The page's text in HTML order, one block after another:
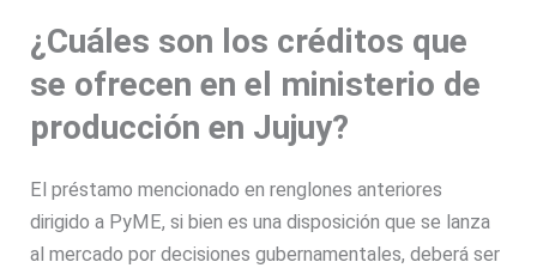
¿Cuáles son los créditos que
se ofrecen en el ministerio de
producción en Jujuy?
El préstamo mencionado en renglones anteriores
dirigido a PyME, si bien es una disposición que se lanza
al mercado por decisiones gubernamentales, deberá ser